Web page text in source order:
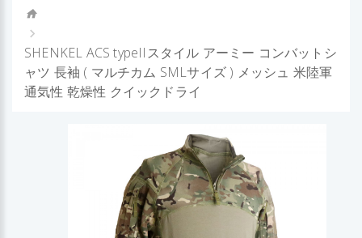
SHENKEL ACS typeIIスタイル アーミー コンバットシ
ャツ 長袖 ( マルチカム SMLサイズ ) メッシュ 米陸軍
通気性 乾燥性 クイックドライ